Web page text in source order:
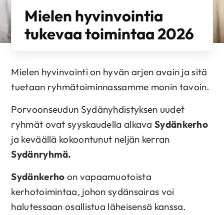
Mielen hyvinvointia
tukevaa toimintaa 2026
Mielen hyvinvointi on hyvän arjen avain ja sitä
tuetaan ryhmätoiminnassamme monin tavoin.
Porvoonseudun Sydänyhdistyksen uudet
ryhmät ovat syyskaudella alkavaSydänkerho
ja keväällä kokoontunut neljän kerran
Sydänryhmä.
Sydänkerho on vapaamuotoista
kerhotoimintaa, johon sydänsairas voi
halutessaan osallistua läheisensä kanssa.